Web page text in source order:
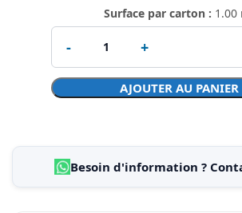
Surface par carton : 1.00
AJOUTER AU PANIER
Besoin d'information ?